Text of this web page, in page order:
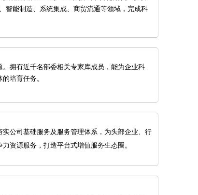
智能制造、系统集成、商贸流通等领域，完成科
拥有近千名部委相关专家库成员，能为企业科
培育任务。
公司基础服务及服务管理体系，为头部企业、行
资源服务，打造平台式增值服务生态圈。